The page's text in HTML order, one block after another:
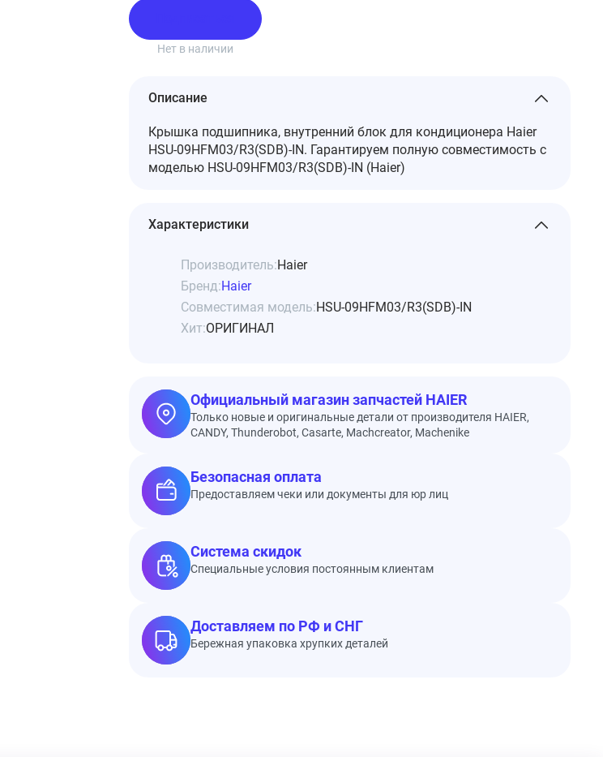
Нет в наличии
Описание
Крышка подшипника, внутренний блок для кондиционера Haier
HSU-09HFM03/R3(SDB)-IN. Гарантируем полную совместимость с
моделью HSU-09HFM03/R3(SDB)-IN (Haier)
Характеристики
Производитель:Haier
Бренд:Haier
Совместимая модель:HSU-09HFM03/R3(SDB)-IN
Хит:ОРИГИНАЛ
Официальный магазин запчастей HAIER
Только новые и оригинальные детали от производителя HAIER,
CANDY, Thunderobot, Casarte, Machcreator, Machenike
Безопасная оплата
Предоставляем чеки или документы для юр лиц
Система скидок
Специальные условия постоянным клиентам
Доставляем по РФ и СНГ
Бережная упаковка хрупких деталей